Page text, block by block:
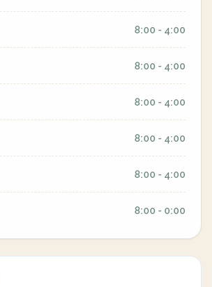
8:00 - 4:00
8:00 - 4:00
8:00 - 4:00
8:00 - 4:00
8:00 - 4:00
8:00 - 0:00